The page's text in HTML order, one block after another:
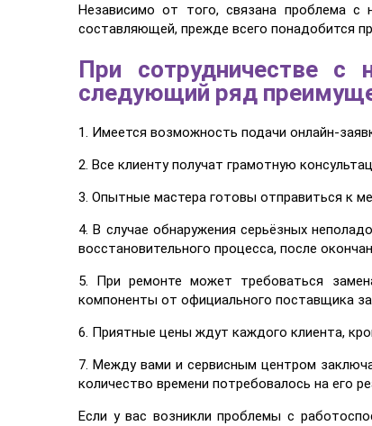
Независимо от того, связана проблема с
составляющей, прежде всего понадобится
При сотрудничестве
следующий ряд
1. Имеется возможность подачи онлайн-
2. Все клиенту получат грамотную
3. Опытные мастера готовы отправиться к
4. В случае обнаружения серьёзных
восстановительного процесса, после
5. При ремонте может требоваться
компоненты от официального поставщика
6. Приятные цены ждут каждого клиента,
7. Между вами и сервисным центром
количество времени потребовалось на его
Если у вас возникли проблемы с